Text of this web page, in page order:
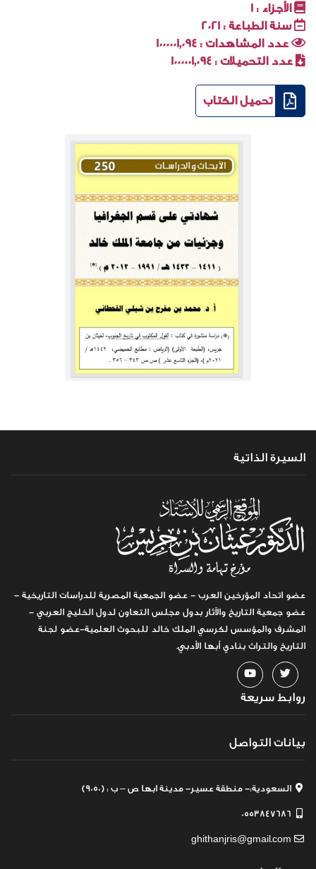
الأجزاء : 1
سنة الطباعة : 2021
عدد المشاهدات : 1000001٬094
عدد التحميلات : 1000001٬094
تحميل الكتاب
السيرة الذاتية
عضو اتحاد المؤرخين العرب - عضو الجمعية المصرية للدراسات التاريخية -
عضو جمعية التاريخ والآثار بدول مجلس التعاون لدول الخليج العربي -
المشرف والمؤسس لكرسي الملك خالد للبحوث العلمية-عضو لجنة
التاريخ والتراث بنادي أبها الأدبي.
روابط سريعة
بيانات التواصل
السعودية:- منطقة عسير- مدينة ابها ص – ب : (9050)
0553847686
ghithanjris@gmail.com